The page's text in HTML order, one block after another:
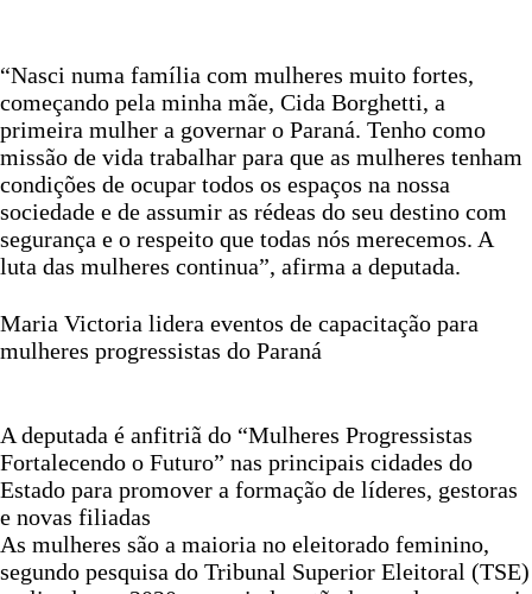
“Nasci numa família com mulheres muito fortes,
começando pela minha mãe, Cida Borghetti, a
primeira mulher a governar o Paraná. Tenho como
missão de vida trabalhar para que as mulheres tenham
condições de ocupar todos os espaços na nossa
sociedade e de assumir as rédeas do seu destino com
segurança e o respeito que todas nós merecemos. A
luta das mulheres continua”, afirma a deputada.
Maria Victoria lidera eventos de capacitação para
mulheres progressistas do Paraná
A deputada é anfitriã do “Mulheres Progressistas
Fortalecendo o Futuro” nas principais cidades do
Estado para promover a formação de líderes, gestoras
e novas filiadas
As mulheres são a maioria no eleitorado feminino,
segundo pesquisa do Tribunal Superior Eleitoral (TSE)